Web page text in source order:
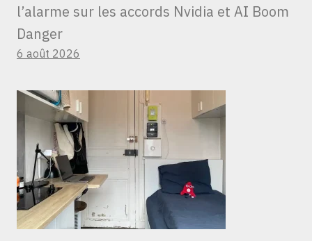
l’alarme sur les accords Nvidia et AI Boom
Danger
6 août 2026